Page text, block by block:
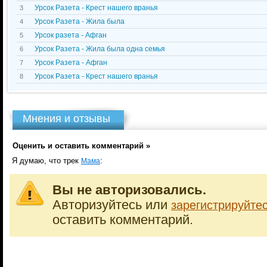
3 Урсок Разета - Крест нашего вранья
4 Урсок Разета - Жила была
5 Урсок разета - Афган
6 Урсок Разета - Жила была одна семья
7 Урсок Разета - Афган
8 Урсок Разета - Крест нашего вранья
Мнения и отзывы
Оценить и оставить комментарий »
Я думаю, что трек Мама:
Вы не авторизовались.
Авторизуйтесь или
оставить комментарий.